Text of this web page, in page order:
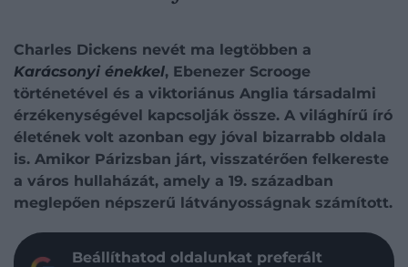
Charles Dickens nevét ma legtöbben a
Karácsonyi énekkel, Ebenezer Scrooge
történetével és a viktoriánus Anglia társadalmi
érzékenységével kapcsolják össze. A világhírű író
életének volt azonban egy jóval bizarrabb oldala
is. Amikor Párizsban járt, visszatérően felkereste
a város hullaházát, amely a 19. században
meglepően népszerű látványosságnak számított.
Beállíthatod oldalunkat preferált